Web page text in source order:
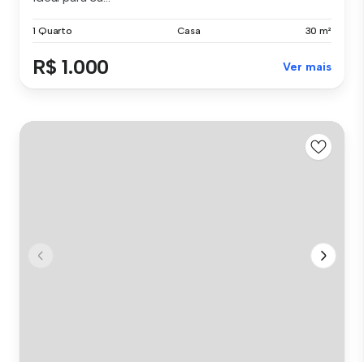
1 Quarto Casa 30 m²
R$ 1.000 Ver mais